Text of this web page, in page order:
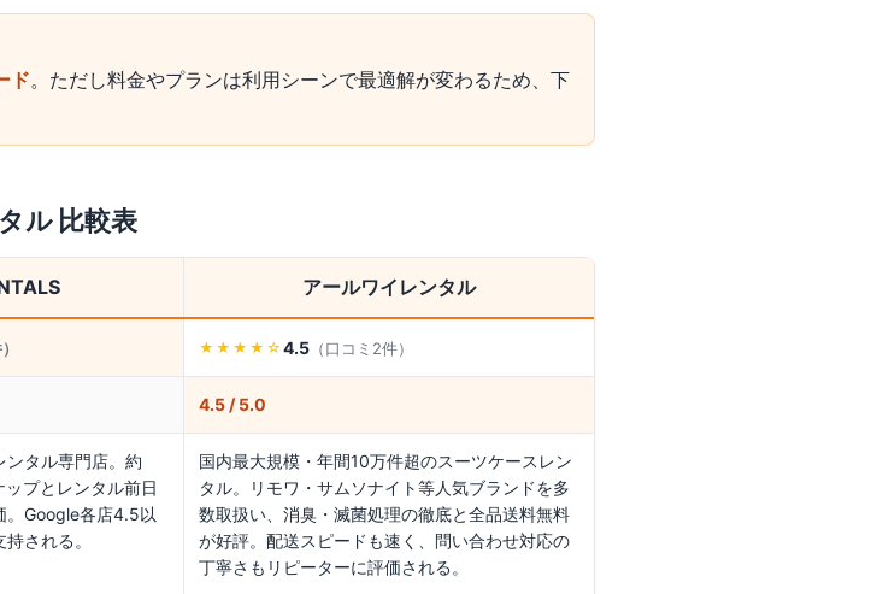
ド。ただし料金やプランは利用シーンで最適解が変わるため、下
ル比較表
アールワイレンタル
★★★★ ☆ 4.5 （口コミ 2件）
4.5 / 5.0
ンタル専門店。約
プとレンタル前日
。Google各店4.5以
される。
国内最大規模・年間10万件超のスーツケースレン
タル。リモワ・サムソナイト等人気ブランドを多
数取扱い、消臭・滅菌処理の徹底と全品送料無料
が好評。配送スピードも速く、問い合わせ対応の
丁寧さもリピーターに評価される。